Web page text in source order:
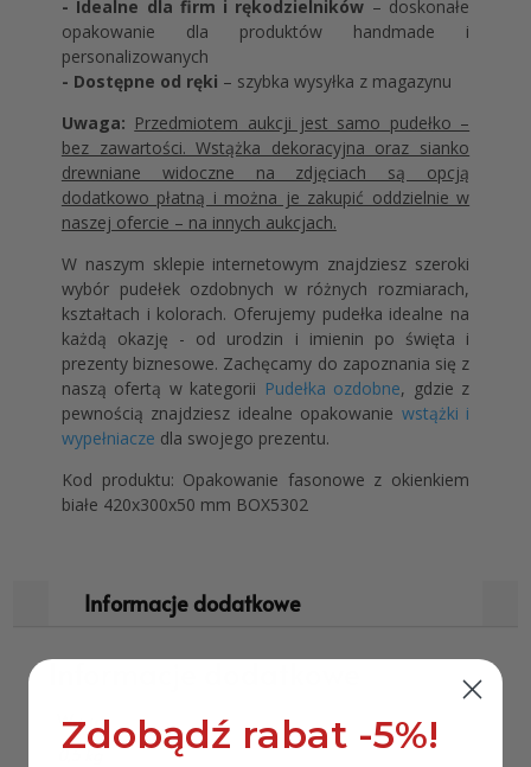
- Idealne dla firm i rękodzielników – doskonałe
opakowanie dla produktów handmade i
personalizowanych
- Dostępne od ręki – szybka wysyłka z magazynu
Uwaga: Przedmiotem aukcji jest samo pudełko –
bez zawartości. Wstążka dekoracyjna oraz sianko
drewniane widoczne na zdjęciach są opcją
dodatkowo płatną i można je zakupić oddzielnie w
naszej ofercie – na innych aukcjach.
W naszym sklepie internetowym znajdziesz szeroki
wybór pudełek ozdobnych w różnych rozmiarach,
kształtach i kolorach. Oferujemy pudełka idealne na
każdą okazję - od urodzin i imienin po święta i
prezenty biznesowe. Zachęcamy do zapoznania się z
naszą ofertą w kategorii Pudełka ozdobne, gdzie z
pewnością znajdziesz idealne opakowanie wstążki i
wypełniacze dla swojego prezentu.
Kod produktu: Opakowanie fasonowe z okienkiem
białe 420x300x50 mm BOX5302
Informacje dodatkowe
Informacje dodatkowe
Waga
0,5 kg
Zdobądź rabat -5%!